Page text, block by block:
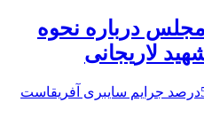
مجلس درباره نحوه
لاریجانی